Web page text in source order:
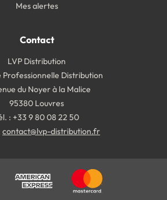
Mes alertes
Contact
LVP Distribution
Professionnelle Distribution
du Noyer à la Malice
95380 Louvres
: +33 9 80 08 22 50
contact@lvp-distribution.fr